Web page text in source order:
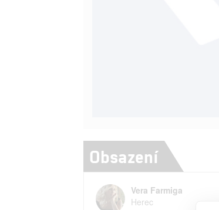
Obsazení
Vera Farmiga
Herec